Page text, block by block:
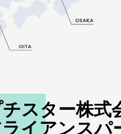
スター株式
ライアンスパ